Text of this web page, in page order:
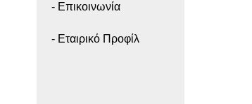
- Επικοινωνία
- Εταιρικό Προφίλ